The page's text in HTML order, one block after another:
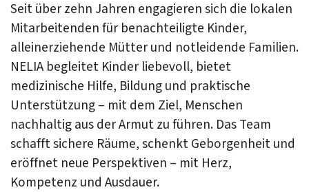
Seit über zehn Jahren engagieren sich die lokalen
Mitarbeitenden für benachteiligte Kinder,
alleinerziehende Mütter und notleidende Familien.
NELIA begleitet Kinder liebevoll, bietet
medizinische Hilfe, Bildung und praktische
Unterstützung – mit dem Ziel, Menschen
nachhaltig aus der Armut zu führen. Das Team
schafft sichere Räume, schenkt Geborgenheit und
eröffnet neue Perspektiven – mit Herz,
Kompetenz und Ausdauer.